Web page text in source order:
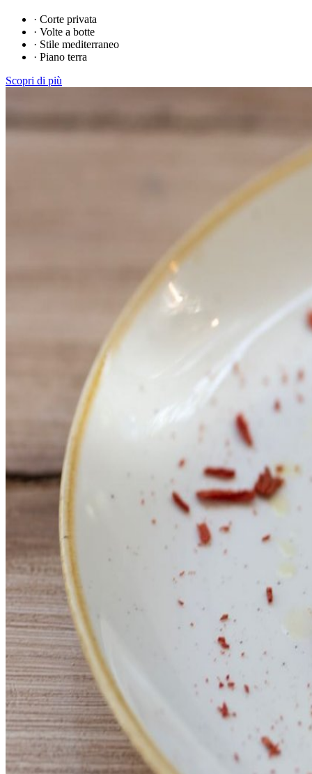
· Corte privata
· Volte a botte
· Stile mediterraneo
· Piano terra
Scopri di più